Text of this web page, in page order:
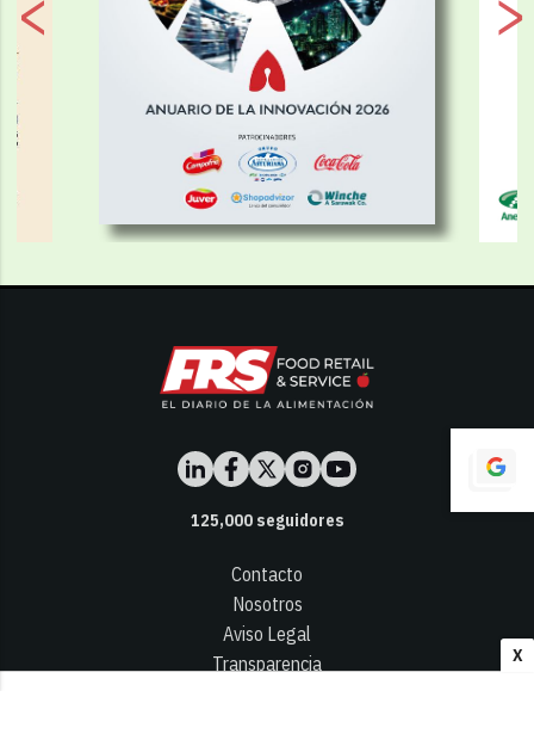
X
125,000seguidores
Contacto
Nosotros
Aviso Legal
Transparencia